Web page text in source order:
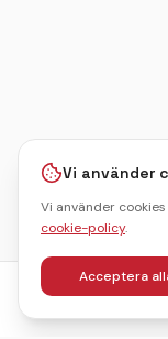
fr.395kr/pers
Vi använder
Vi använder
cookie-policy.
Acceptera